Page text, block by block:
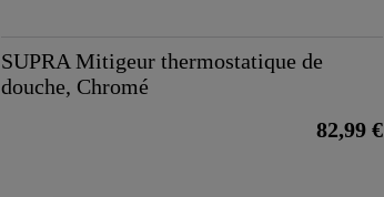
SUPRA Mitigeur thermostatique de
douche, Chromé
82,99 €